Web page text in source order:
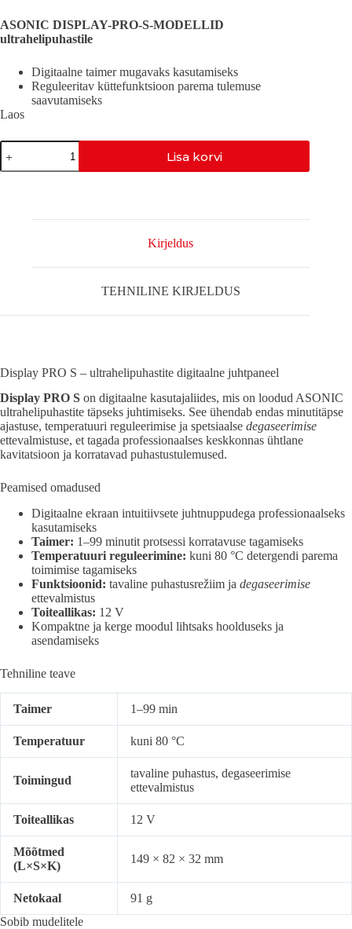
ASONIC DISPLAY-PRO-S-MODELLID
ultrahelipuhastile
Digitaalne taimer mugavaks kasutamiseks
Reguleeritav küttefunktsioon parema tulemuse
saavutamiseks
Laos
ASONIC
DISPLAY-
PRO-
Lisa korvi
Kirjeldus
TEHNILINE KIRJELDUS
Display PRO S – ultrahelipuhastite digitaalne juhtpaneel
Display PRO S on digitaalne kasutajaliides, mis on loodud ASONIC
ultrahelipuhastite täpseks juhtimiseks. See ühendab endas minutitäpse
ajastuse, temperatuuri reguleerimise ja spetsiaalse degaseerimise
ettevalmistuse, et tagada professionaalses keskkonnas ühtlane
kavitatsioon ja korratavad puhastustulemused.
Peamised omadused
Digitaalne ekraan intuitiivsete juhtnuppudega professionaalseks
kasutamiseks
Taimer: 1–99 minutit protsessi korratavuse tagamiseks
Temperatuuri reguleerimine: kuni 80 °C detergendi parema
toimimise tagamiseks
Funktsioonid: tavaline puhastusrežiim ja degaseerimise
ettevalmistus
Toiteallikas: 12 V
Kompaktne ja kerge moodul lihtsaks hoolduseks ja
asendamiseks
Tehniline teave
Taimer 1–99 min
Temperatuur kuni 80 °C
Toimingud
tavaline puhastus, degaseerimise
ettevalmistus
Toiteallikas 12 V
Mõõtmed
(L×S×K)
149 × 82 × 32 mm
Netokaal
91 g
Sobib mudelitele